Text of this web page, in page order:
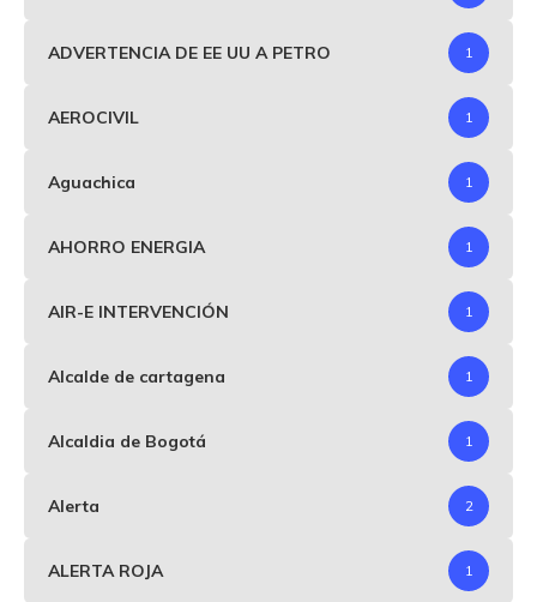
ADVERTENCIA DE EE UU A PETRO 1
AEROCIVIL 1
Aguachica 1
AHORRO ENERGIA 1
AIR-E INTERVENCIÓN 1
Alcalde de cartagena 1
Alcaldia de Bogotá 1
Alerta 2
ALERTA ROJA 1